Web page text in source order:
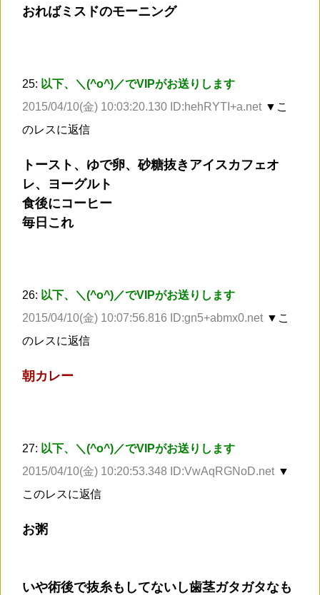
おればミスドのモーニング
25: 以下、＼(^o^)／でVIPがお送りします
2015/04/10(金) 10:03:20.130 ID:hehRYTI+a.net ▼こ
のレスに返信
トースト、ゆで卵、砂糖抜きアイスカフェオ
レ、ヨーグルト
食後にコーヒー
毎日これ
26: 以下、＼(^o^)／でVIPがお送りします
2015/04/10(金) 10:07:56.816 ID:gn5+abmx0.net ▼こ
のレスに返信
朝カレー
27: 以下、＼(^o^)／でVIPがお送りします
2015/04/10(金) 10:20:53.348 ID:VwAqRGNoD.net ▼
このレスに返信
お粥
いや術後で抜糸もしてないし歯茎ガタガタなも